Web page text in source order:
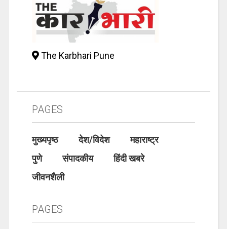
The Karbhari Pune
PAGES
मुख्यपृष्ठ देश/विदेश
महाराष्ट्र
पुणे
संपादकीय
हिंदी खबरे
जीवनशैली
PAGES